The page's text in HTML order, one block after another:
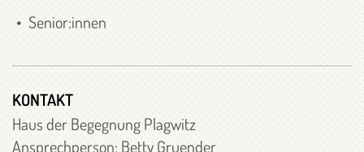
Senior:innen
KONTAKT
Haus der Begegnung Plagwitz
Ansprechperson: Betty Gruender